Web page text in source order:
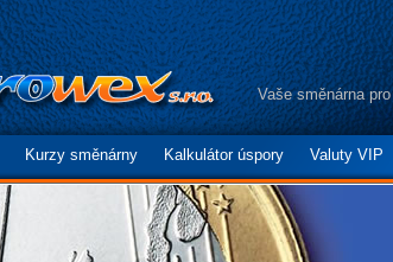
Vaše směnárna
Kurzy směnárny Kalkulátor úspory Valuty VIP